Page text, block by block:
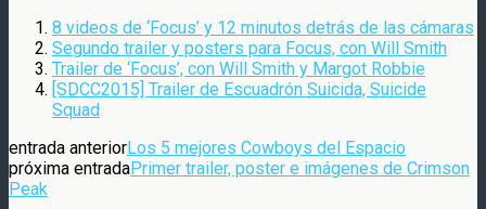
8 videos de ‘Focus’ y 12 minutos detrás de las cámaras
Segundo trailer y posters para Focus, con Will Smith
Trailer de ‘Focus’, con Will Smith y Margot Robbie
[SDCC2015] Trailer de Escuadrón Suicida, Suicide
Squad
entrada anteriorLos 5 mejores Cowboys del Espacio
próxima entradaPrimer trailer, poster e imágenes de Crimson
Peak